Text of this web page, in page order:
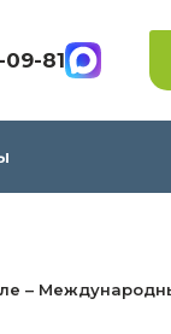
09-81
–